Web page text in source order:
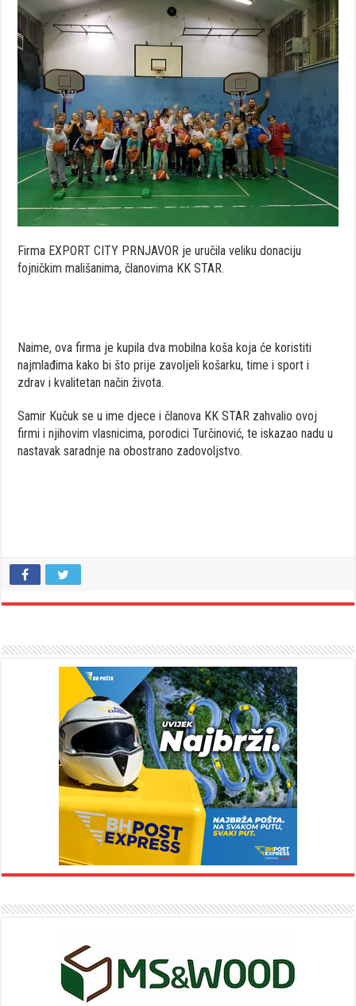
Firma EXPORT CITY PRNJAVOR je uručila veliku donaciju
fojničkim mališanima, članovima KK STAR.
Naime, ova firma je kupila dva mobilna koša koja će koristiti
najmlađima kako bi što prije zavoljeli košarku, time i sport i
zdrav i kvalitetan način života.
Samir Kučuk se u ime djece i članova KK STAR zahvalio ovoj
firmi i njihovim vlasnicima, porodici Turčinović, te iskazao nadu u
nastavak saradnje na obostrano zadovoljstvo.